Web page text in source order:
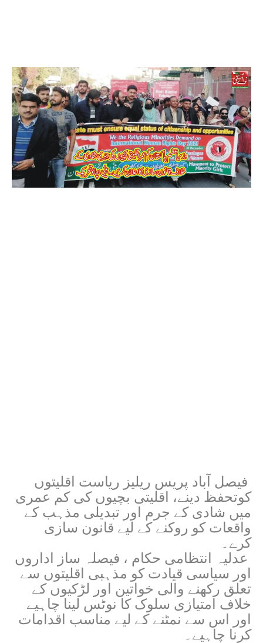
فیصل آباد پریس ریلیز ریاست اقلیتوں
کوتحفظ دینے، اقلیتی بچیوں کی کم عمری
میں شادی کے جرم اور تبدیلی مذہب کے
واقعات کو روکنے کے لیے قانون سازی
کرے۔
عدلیہ انتظامی حکام ، فیصلہ ساز اداروں
اور سیاسی قیادت کو مذہبی اقلیتوں سے
تعلق رکھنے والی خواتین اور لڑکیوں کے
خلاف امتیازی سلوک کا نوٹس لینا چاہیے
اور اس سے نمٹنے کے لیے مناسب اقدامات
کرنا چاہیے۔